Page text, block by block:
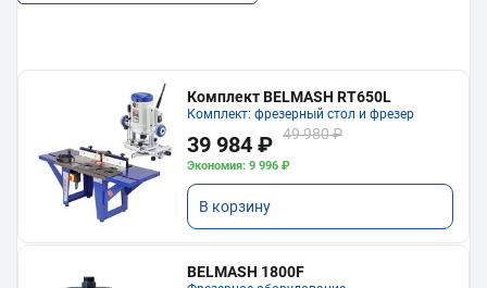
Комплект BELMASH RT650L
Комплект: фрезерный стол и фрезер
39 984 ₽ 49 980 ₽
Экономия: 9 996 ₽
В корзину
BELMASH 1800F